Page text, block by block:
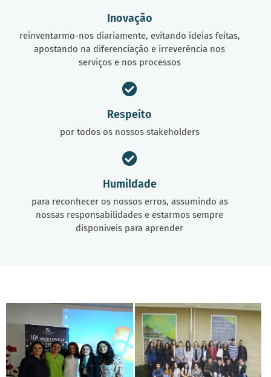
Inovação
reinventarmo-nos diariamente, evitando ideias feitas,
apostando na diferenciação e irreverência nos
serviços e nos processos
Respeito
por todos os nossos stakeholders
Humildade
para reconhecer os nossos erros, assumindo as
nossas responsabilidades e estarmos sempre
disponíveis para aprender